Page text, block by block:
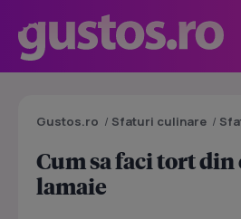
Gustos.ro / Sfaturi culinare /
Cum sa faci tort
lamaie